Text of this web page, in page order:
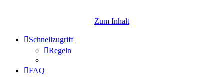
Zum Inhalt
Schnellzugriff
Regeln
FAQ